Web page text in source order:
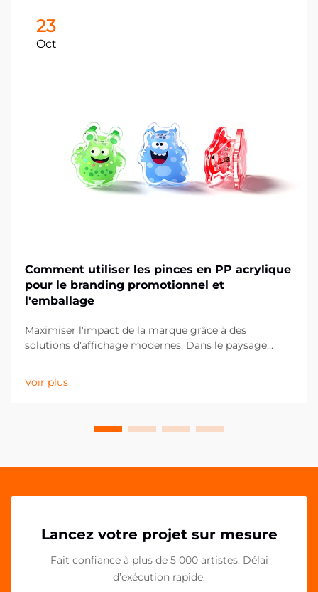
23
Oct
Comment utiliser les pinces en PP acrylique
pour le branding promotionnel et
l'emballage
Maximiser l'impact de la marque grâce à des
solutions d'affichage modernes. Dans le paysage
marketing, les moindres détails peuvent faire la plus
grande différence dans la présentation de la marque.
Voir plus
Lancez votre projet sur mesure
Fait confiance à plus de 5 000 artistes. Délai
d’exécution rapide.